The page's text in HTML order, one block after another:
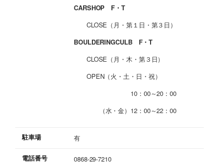
CARSHOP F・T
CLOSE（月・第１日・第３日）
BOULDERINGCULB F・T
CLOSE（月・木・第３日）
OPEN（火・土・日・祝）
10：00～20：00
（水・金）12：00～22：00
駐車場 有
電話番号 0868-29-7210